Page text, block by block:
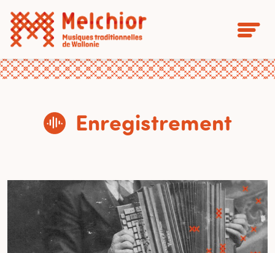
Enregistrement